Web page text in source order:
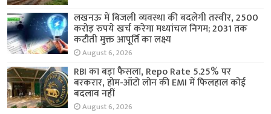
लखनऊ में बिजली व्यवस्था की बदलेगी तस्वीर, 2500
करोड़ रुपये खर्च करेगा मध्यांचल निगम; 2031 तक
कटौती मुक्त आपूर्ति का लक्ष्य
August 6, 2026
RBI का बड़ा फैसला, Repo Rate 5.25% पर
बरकरार, होम-ऑटो लोन की EMI में फिलहाल कोई
बदलाव नहीं
August 6, 2026